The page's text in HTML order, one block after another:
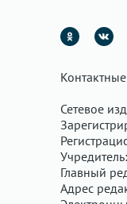
Сетевое
Главный
Адрес